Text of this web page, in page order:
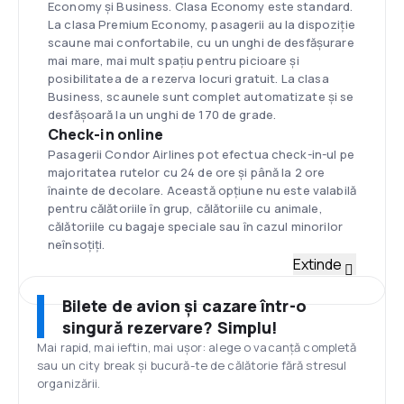
Economy și Business. Clasa Economy este standard.
La clasa Premium Economy, pasagerii au la dispoziție
scaune mai confortabile, cu un unghi de desfăşurare
mai mare, mai mult spațiu pentru picioare și
posibilitatea de a rezerva locuri gratuit. La clasa
Business, scaunele sunt complet automatizate și se
desfășoară la un unghi de 170 de grade.
Check-in online
Pasagerii Condor Airlines pot efectua check-in-ul pe
majoritatea rutelor cu 24 de ore şi până la 2 ore
înainte de decolare. Această opțiune nu este valabilă
pentru călătoriile în grup, călătoriile cu animale,
călătoriile cu bagaje speciale sau în cazul minorilor
neînsoțiți.
A320-200, A321-200, Boeing 757-300, 767-300ER și
Airbus A330neo.
Călătoriile confortabile și ecologice pe distanțe
lungi sunt asigurate de 16 aeronave moderne Airbus
A330neo. Acestea sunt cele mai silențioase aparate
Extinde
Bilete de avion și cazare într-o
singură rezervare? Simplu!
Mai rapid, mai ieftin, mai ușor: alege o vacanță completă
sau un city break și bucură-te de călătorie fără stresul
organizării.